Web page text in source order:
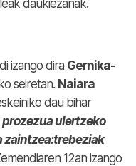
daukiezanak.
izango dira Gernika-
seiretan. Naiara
dau bihar
ulertzeko
zaintzea:trebeziak
12an izango